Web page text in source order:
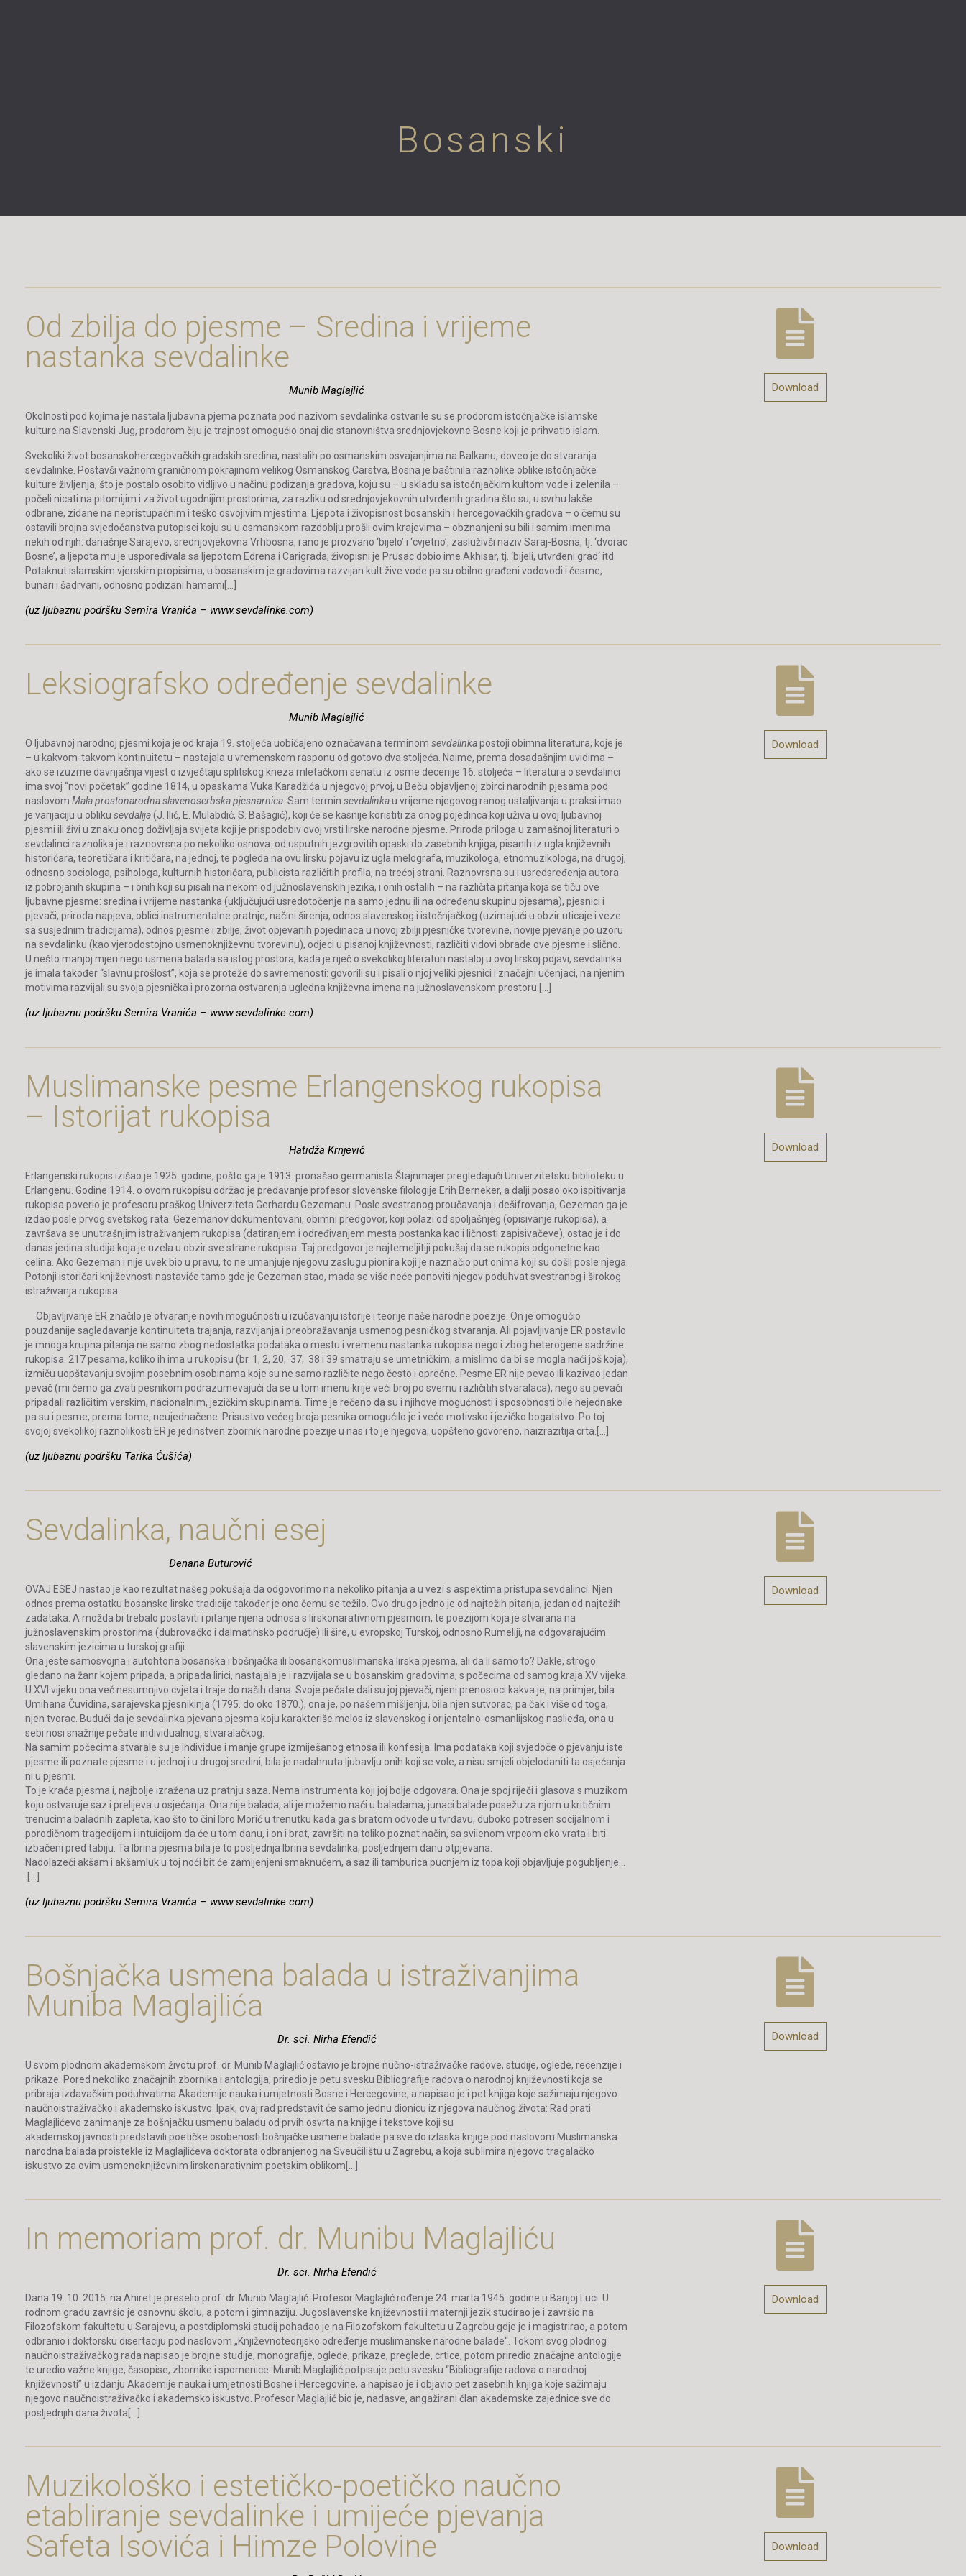
Bosanski
Od zbilja do pjesme – Sredina i vrijeme
nastanka sevdalinke
Munib Maglajlić
Okolnosti pod kojima je nastala ljubavna pjema poznata pod nazivom sevdalinka ostvarile su se prodorom istočnjačke islamske
kulture na Slavenski Jug, prodorom čiju je trajnost omogućio onaj dio stanovništva srednjovjekovne Bosne koji je prihvatio islam.
Svekoliki život bosanskohercegovačkih gradskih sredina, nastalih po osmanskim osvajanjima na Balkanu, doveo je do stvaranja
sevdalinke. Postavši važnom graničnom pokrajinom velikog Osmanskog Carstva, Bosna je baštinila raznolike oblike istočnjačke
kulture življenja, što je postalo osobito vidljivo u načinu podizanja gradova, koju su – u skladu sa istočnjačkim kultom vode i zelenila –
počeli nicati na pitomijim i za život ugodnijim prostorima, za razliku od srednjovjekovnih utvrđenih gradina što su, u svrhu lakše
odbrane, zidane na nepristupačnim i teško osvojivim mjestima. Ljepota i živopisnost bosanskih i hercegovačkih gradova – o čemu su
ostavili brojna svjedočanstva putopisci koju su u osmanskom razdoblju prošli ovim krajevima – obznanjeni su bili i samim imenima
nekih od njih: današnje Sarajevo, srednjovjekovna Vrhbosna, rano je prozvano ‘bijelo’ i ‘cvjetno’, zasluživši naziv Saraj-Bosna, tj. ‘dvorac
Bosne’, a ljepota mu je uspoređivala sa ljepotom Edrena i Carigrada; živopisni je Prusac dobio ime Akhisar, tj. ‘bijeli, utvrđeni grad‘itd.
Potaknut islamskim vjerskim propisima, u bosanskim je gradovima razvijan kult žive vode pa su obilno građeni vodovodi i česme,
bunari i šadrvani, odnosno podizani hamami[…]
(uz ljubaznu podršku Semira Vranića – www.sevdalinke.com)
Download
Leksiografsko određenje sevdalinke
Munib Maglajlić
O ljubavnoj narodnoj pjesmi koja je od kraja 19. stoljeća uobičajeno označavana terminom sevdalinkapostoji obimna literatura, koje je
– u kakvom-takvom kontinuitetu – nastajala u vremenskom rasponu od gotovo dva stoljeća. Naime, prema dosadašnjim uvidima –
ako se izuzme davnjašnja vijest o izvještaju splitskog kneza mletačkom senatu iz osme decenije 16. stoljeća – literatura o sevdalinci
ima svoj “novi početak” godine 1814, u opaskama Vuka Karadžića u njegovoj prvoj, u Beču objavljenoj zbirci narodnih pjesama pod
naslovom Mala prostonarodna slavenoserbska pjesnarnica . Sam termin sevdalinkau vrijeme njegovog ranog ustaljivanja u praksi imao
je varijaciju u obliku sevdalija(J. Ilić, E. Mulabdić, S. Bašagić), koji će se kasnije koristiti za onog pojedinca koji uživa u ovoj ljubavnoj
pjesmi ili živi u znaku onog doživljaja svijeta koji je prispodobiv ovoj vrsti lirske narodne pjesme. Priroda priloga u zamašnoj literaturi o
sevdalinci raznolika je i raznovrsna po nekoliko osnova: od usputnih jezgrovitih opaski do zasebnih knjiga, pisanih iz ugla književnih
historičara, teoretičara i kritičara, na jednoj, te pogleda na ovu lirsku pojavu iz ugla melografa, muzikologa, etnomuzikologa, na drugoj,
odnosno sociologa, psihologa, kulturnih historičara, publicista različitih profila, na trećoj strani. Raznovrsna su i usredsređenja autora
iz pobrojanih skupina – i onih koji su pisali na nekom od južnoslavenskih jezika, i onih ostalih – na različita pitanja koja se tiču ove
ljubavne pjesme: sredina i vrijeme nastanka (uključujući usredotočenje na samo jednu ili na određenu skupinu pjesama), pjesnici i
pjevači, priroda napjeva, oblici instrumentalne pratnje, načini širenja, odnos slavenskog i istočnjačkog (uzimajući u obzir uticaje i veze
sa susjednim tradicijama), odnos pjesme i zbilje, život opjevanih pojedinaca u novoj zbilji pjesničke tvorevine, novije pjevanje po uzoru
na sevdalinku (kao vjerodostojno usmenoknjiževnu tvorevinu), odjeci u pisanoj književnosti, različiti vidovi obrade ove pjesme i slično.
U nešto manjoj mjeri nego usmena balada sa istog prostora, kada je riječ o svekolikoj literaturi nastaloj u ovoj lirskoj pojavi, sevdalinka
je imala također “slavnu prošlost”, koja se proteže do savremenosti: govorili su i pisali o njoj veliki pjesnici i značajni učenjaci, na njenim
motivima razvijali su svoja pjesnička i prozorna ostvarenja ugledna književna imena na južnoslavenskom prostoru.[…]
(uz ljubaznu podršku Semira Vranića – www.sevdalinke.com)
Download
Muslimanske pesme Erlangenskog rukopisa
– Istorijat rukopisa
Hatidža Krnjević
Erlangenski rukopis izišao je 1925. godine, pošto ga je 1913. pronašao germanista Štajnmajer pregledajući Univerzitetsku biblioteku u
Erlangenu. Godine 1914. o ovom rukopisu održao je predavanje profesor slovenske filologije Erih Berneker, a dalji posao oko ispitivanja
rukopisa poverio je profesoru praškog Univerziteta Gerhardu Gezemanu. Posle svestranog proučavanja i dešifrovanja, Gezeman ga je
izdao posle prvog svetskog rata. Gezemanov dokumentovani, obimni predgovor, koji polazi od spoljašnjeg (opisivanje rukopisa), a
završava se unutrašnjim istraživanjem rukopisa (datiranjem i određivanjem mesta postanka kao i ličnosti zapisivačeve), ostao je i do
danas jedina studija koja je uzela u obzir sve strane rukopisa. Taj predgovor je najtemeljitiji pokušaj da se rukopis odgonetne kao
celina. Ako Gezeman i nije uvek bio u pravu, to ne umanjuje njegovu zaslugu pionira koji je naznačio put onima koji su došli posle njega.
Potonji istoričari književnosti nastaviće tamo gde je Gezeman stao, mada se više neće ponoviti njegov poduhvat svestranog i širokog
istraživanja rukopisa.
Objavljivanje ER značilo je otvaranje novih mogućnosti u izučavanju istorije i teorije naše narodne poezije. On je omogućio
pouzdanije sagledavanje kontinuiteta trajanja, razvijanja i preobražavanja usmenog pesničkog stvaranja. Ali pojavljivanje ER postavilo
je mnoga krupna pitanja ne samo zbog nedostatka podataka o mestu i vremenu nastanka rukopisa nego i zbog heterogene sadržine
rukopisa. 217 pesama, koliko ih ima u rukopisu (br. 1, 2, 20, 37, 38 i 39 smatraju se umetničkim, a mislimo da bi se mogla naći još koja),
izmiču uopštavanju svojim posebnim osobinama koje su ne samo različite nego često i oprečne. Pesme ER nije pevao ili kazivao jedan
pevač (mi ćemo ga zvati pesnikom podrazumevajući da se u tom imenu krije veći broj po svemu različitih stvaralaca), nego su pevači
pripadali različitim verskim, nacionalnim, jezičkim skupinama. Time je rečeno da su i njihove mogućnosti i sposobnosti bile nejednake
pa su i pesme, prema tome, neujednačene. Prisustvo većeg broja pesnika omogućilo je i veće motivsko i jezičko bogatstvo. Po toj
svojoj svekolikoj raznolikosti ER je jedinstven zbornik narodne poezije u nas i to je njegova, uopšteno govoreno, naizrazitija crta.[…]
(uz ljubaznu podršku Tarika Ćušića)
Download
Sevdalinka, naučni esej
Đenana Buturović
OVAJ ESEJ nastao je kao rezultat našeg pokušaja da odgovorimo na nekoliko pitanja a u vezi s aspektima pristupa sevdalinci. Njen
odnos prema ostatku bosanske lirske tradicije također je ono čemu se težilo. Ovo drugo jedno je od najtežih pitanja, jedan od najtežih
zadataka. A možda bi trebalo postaviti i pitanje njena odnosa s lirskonarativnom pjesmom, te poezijom koja je stvarana na
južnoslavenskim prostorima (dubrovačko i dalmatinsko područje) ili šire, u evropskoj Turskoj, odnosno Rumeliji, na odgovarajućim
slavenskim jezicima u turskoj grafiji.
Ona jeste samosvojna i autohtona bosanska i bošnjačka ili bosanskomuslimanska lirska pjesma, ali da li samo to? Dakle, strogo
gledano na žanr kojem pripada, a pripada lirici, nastajala je i razvijala se u bosanskim gradovima, s počecima od samog kraja XV vijeka.
U XVI vijeku ona već nesumnjivo cvjeta i traje do naših dana. Svoje pečate dali su joj pjevači, njeni prenosioci kakva je, na primjer, bila
Umihana Čuvidina, sarajevska pjesnikinja (1795. do oko 1870.), ona je, po našem mišljenju, bila njen sutvorac, pa čak i više od toga,
njen tvorac. Budući da je sevdalinka pjevana pjesma koju karakteriše melos iz slavenskog i orijentalno-osmanlijskog naslieđa, ona u
sebi nosi snažnije pečate individualnog, stvaralačkog.
Na samim počecima stvarale su je individue i manje grupe izmiješanog etnosa ili konfesija. Ima podataka koji svjedoče o pjevanju iste
pjesme ili poznate pjesme i u jednoj i u drugoj sredini; bila je nadahnuta ljubavlju onih koji se vole, a nisu smjeli objelodaniti ta osjećanja
ni u pjesmi.
To je kraća pjesma i, najbolje izražena uz pratnju saza. Nema instrumenta koji joj bolje odgovara. Ona je spoj riječi i glasova s muzikom
koju ostvaruje saz i prelijeva u osjećanja. Ona nije balada, ali je možemo naći u baladama; junaci balade posežu za njom u kritičnim
trenucima baladnih zapleta, kao što to čini Ibro Morić u trenutku kada ga s bratom odvode u tvrđavu, duboko potresen socijalnom i
porodičnom tragedijom i intuicijom da će u tom danu, i on i brat, završiti na toliko poznat način, sa svilenom vrpcom oko vrata i biti
izbačeni pred tabiju. Ta Ibrina pjesma bila je to posljednja Ibrina sevdalinka, posljednjem danu otpjevana.
Nadolazeći akšam i akšamluk u toj noći bit će zamijenjeni smaknućem, a saz ili tamburica pucnjem iz topa koji objavljuje pogubljenje. .
(uz ljubaznu podršku Semira Vranića – www.sevdalinke.com)
Download
Bošnjačka usmena balada u istraživanjima
Muniba Maglajlića
Dr. sci. Nirha Efendić
U svom plodnom akademskom životu prof. dr. Munib Maglajlić ostavio je brojne nučno-istraživačke radove, studije, oglede, recenzije i
prikaze. Pored nekoliko značajnih zbornika i antologija, priredio je petu svesku Bibliografije radova o narodnoj književnosti koja se
pribraja izdavačkim poduhvatima Akademije nauka i umjetnosti Bosne i Hercegovine, a napisao je i pet knjiga koje sažimaju njegovo
naučnoistraživačko i akademsko iskustvo. Ipak, ovaj rad predstavit će samo jednu dionicu iz njegova naučnog života: Rad prati
Maglajlićevo zanimanje za bošnjačku usmenu baladu od prvih osvrta na knjige i tekstove koji su
akademskoj javnosti predstavili poetičke osobenosti bošnjačke usmene balade pa sve do izlaska knjige pod naslovom Muslimanska
narodna balada proistekle iz Maglajlićeva doktorata odbranjenog na Sveučilištu u Zagrebu, a koja sublimira njegovo tragalačko
iskustvo za ovim usmenoknjiževnim lirskonarativnim poetskim oblikom[…]
Download
In memoriam prof. dr. Munibu Maglajliću
Dr. sci. Nirha Efendić
Dana 19. 10. 2015. na Ahiret je preselio prof. dr. Munib Maglajlić. Profesor Maglajlić rođen je 24. marta 1945. godine u Banjoj Luci. U
rodnom gradu završio je osnovnu školu, a potom i gimnaziju. Jugoslavenske književnosti i maternji jezik studirao je i završio na
Filozofskom fakultetu u Sarajevu, a postdiplomski studij pohađao je na Filozofskom fakultetu u Zagrebu gdje je i magistrirao, a potom
odbranio i doktorsku disertaciju pod naslovom „Književnoteorijsko određenje muslimanske narodne balade“. Tokom svog plodnog
naučnoistraživačkog rada napisao je brojne studije, monografije, oglede, prikaze, preglede, crtice, potom priredio značajne antologije
te uredio važne knjige, časopise, zbornike i spomenice. Munib Maglajlić potpisuje petu svesku “Bibliografije radova o narodnoj
književnosti” u izdanju Akademije nauka i umjetnosti Bosne i Hercegovine, a napisao je i objavio pet zasebnih knjiga koje sažimaju
njegovo naučnoistraživačko i akademsko iskustvo. Profesor Maglajlić bio je, nadasve, angažirani član akademske zajednice sve do
posljednjih dana života[…]
Download
Muzikološko i estetičko-poetičko naučno
etabliranje sevdalinke i umijeće pjevanja
Safeta Isovića i Himze Polovine
Download